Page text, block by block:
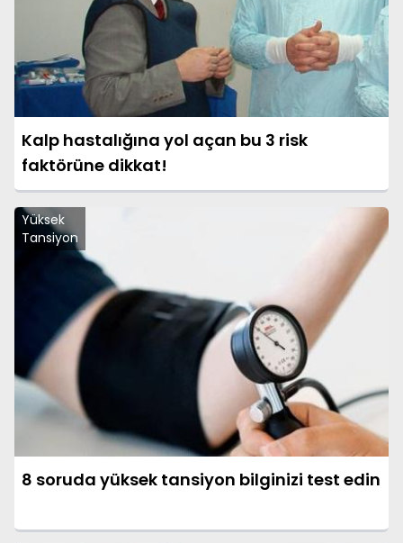
Kalp hastalığına yol açan bu 3 risk
faktörüne dikkat!
Yüksek
Tansiyon
8 soruda yüksek tansiyon bilginizi test edin